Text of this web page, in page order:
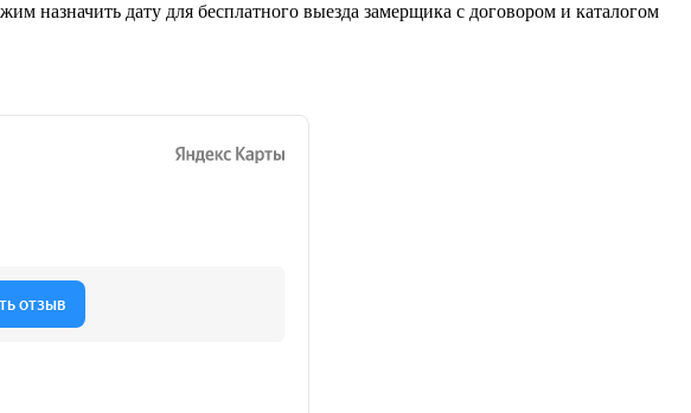
назначить дату для бесплатного выезда замерщика с договором и каталогом